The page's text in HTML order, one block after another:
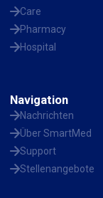
Care
Pharmacy
Hospital
Navigation
Nachrichten
Über SmartMed
Support
Stellenangebote